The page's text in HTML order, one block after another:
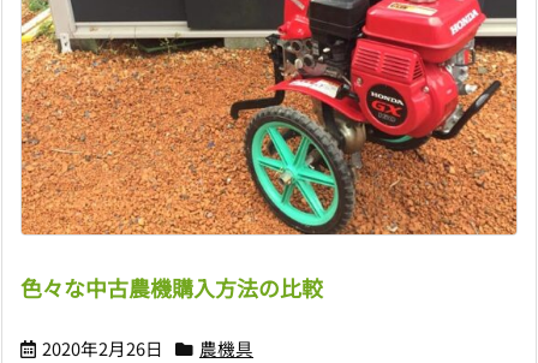
色々な中古農機購入方法の比較
2020年2月26日 農機具